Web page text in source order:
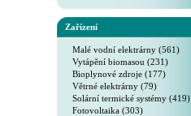
Zařízení
Malé vodní elektrárny (561)
Vytápění biomasou (231)
Bioplynové zdroje (177)
Větrné elektrárny (79)
Solární termické systémy (419)
Fotovoltaika (303)